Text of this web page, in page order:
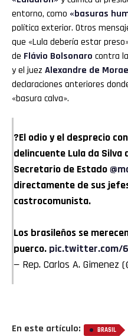
entorno, como «basuras
política exterior. Otros
que «Lula debería estar
de Flávio Bolsonaro contra
y el juez Alexandre de
declaraciones anteriores
«basura calva».
?El odio y el desprecio
delincuente Lula da Silva
Secretario de Estado
directamente de sus
castrocomunista.
Los brasileños se
puerco. pic.twitter.com/
— Rep. Carlos A. Gimenez
En este artículo: BRASIL